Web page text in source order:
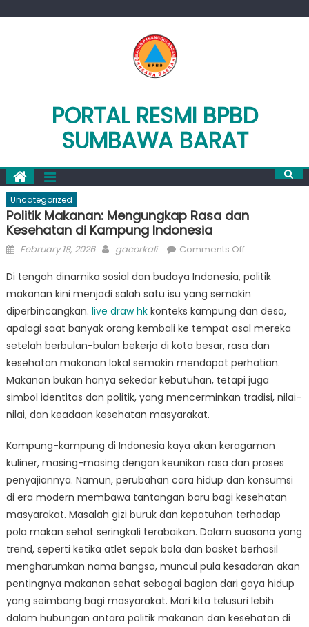
PORTAL RESMI BPBD
SUMBAWA BARAT
Uncategorized
Politik Makanan: Mengungkap Rasa dan
Kesehatan di Kampung Indonesia
Posted
February 18, 2026 Author
gacorkali Comments Offon
Makanan:
Mengungkap
Rasa
dan
Kesehatan
di
Kampung
Indonesia
Di tengah dinamika sosial dan budaya Indonesia, politik
makanan kini menjadi salah satu isu yang semakin
diperbincangkan. live draw hkkonteks kampung dan desa,
apalagi saat banyak orang kembali ke tempat asal mereka
setelah berbulan-bulan bekerja di kota besar, rasa dan
kesehatan makanan lokal semakin mendapat perhatian.
Makanan bukan hanya sekedar kebutuhan, tetapi juga
simbol identitas dan politik, yang mencerminkan tradisi, nilai-
nilai, dan keadaan kesehatan masyarakat.
Kampung-kampung di Indonesia kaya akan keragaman
kuliner, masing-masing dengan keunikan rasa dan proses
penyajiannya. Namun, perubahan cara hidup dan konsumsi
di era modern membawa tantangan baru bagi kesehatan
masyarakat. Masalah gizi buruk dan kepatuhan terhadap
pola makan sehat seringkali terabaikan. Dalam suasana yang
trend, seperti ketika atlet sepak bola dan basket berhasil
mengharumkan nama bangsa, muncul pula kesadaran akan
pentingnya makanan sehat sebagai bagian dari gaya hidup
yang seimbang bagi masyarakat. Mari kita telusuri lebih
dalam hubungan antara politik makanan dan kesehatan di